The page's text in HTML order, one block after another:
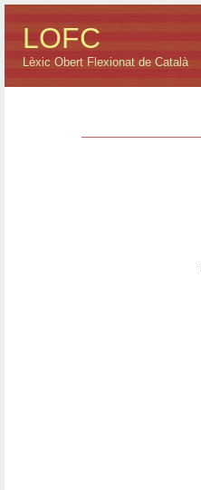
LOFC
Lèxic Obert Flexionat de Català